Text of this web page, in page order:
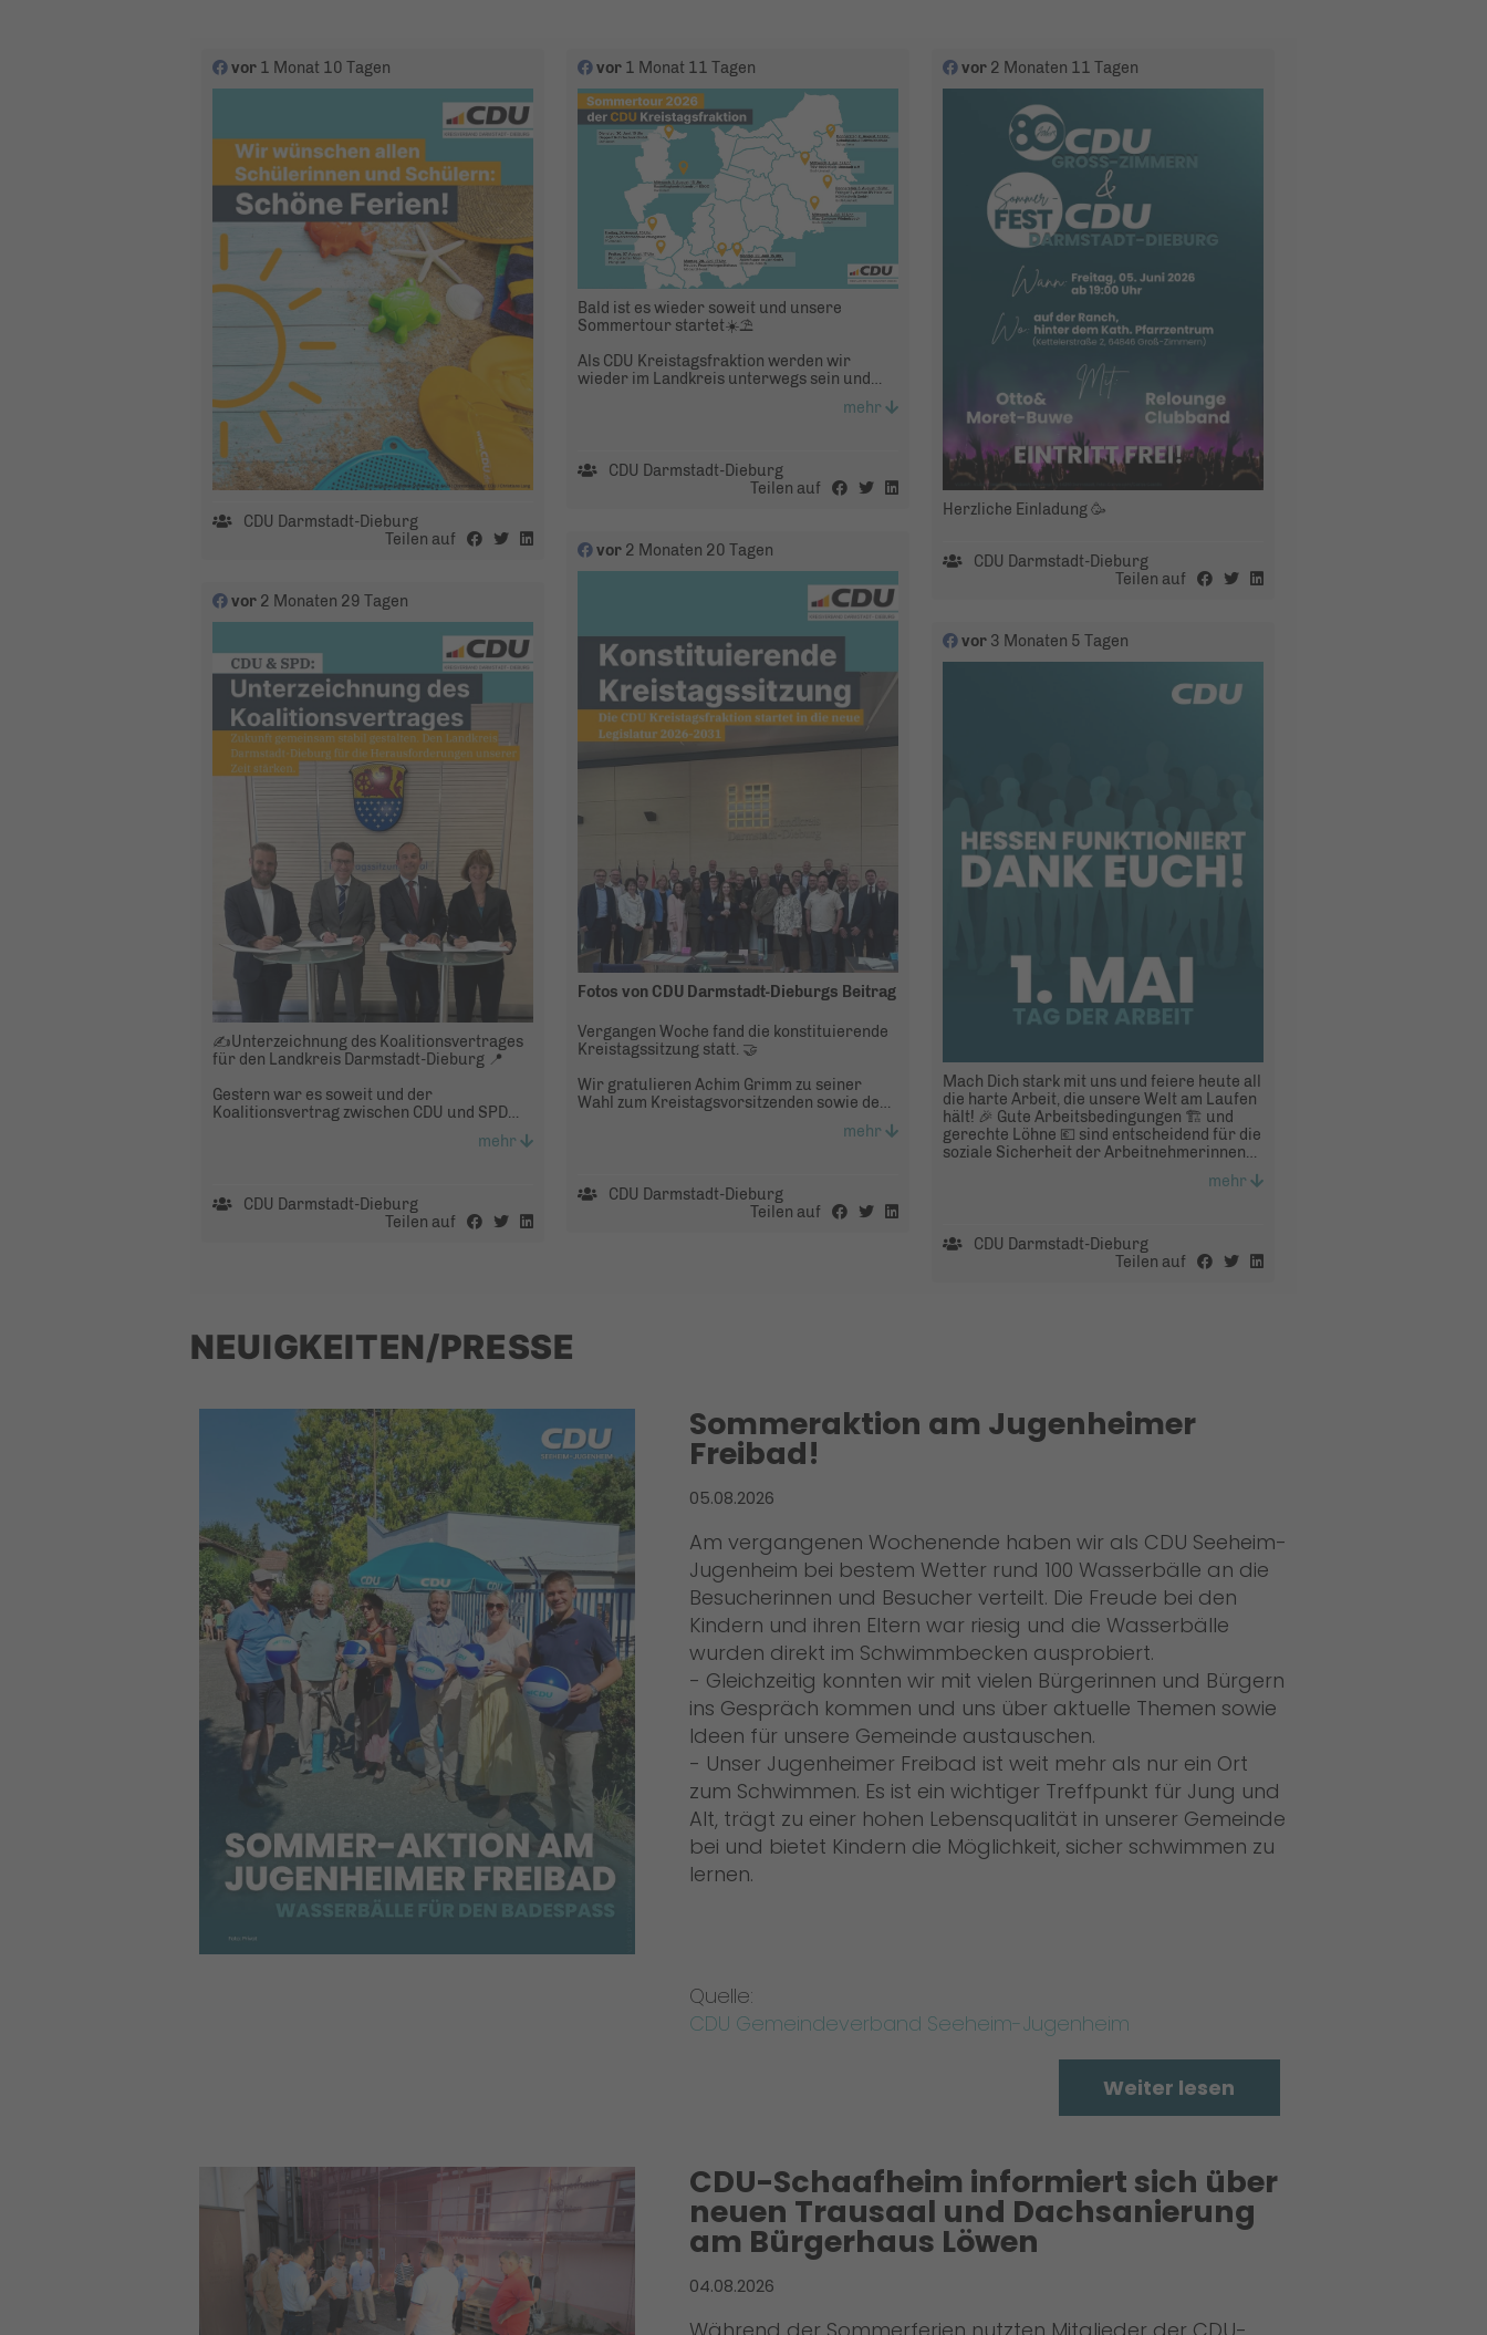
vor 1 Monat 10 Tagen
CDU Darmstadt-Dieburg
Teilen auf
vor 1 Monat 11 Tagen
Bald ist es wieder soweit und unsere
Sommertour startet☀️⛱️
Als CDU Kreistagsfraktion werden wir
wieder im Landkreis unterwegs sein und
uns informieren und ins Gespräch kommen
haben, melden Sie sich gerne unter
Frank.klock@cdu-Kreistag.net 🤝
mehr
CDU Darmstadt-Dieburg
Teilen auf
vor 2 Monaten 11 Tagen
Herzliche Einladung 🥳
CDU Darmstadt-Dieburg
Teilen auf
vor 2 Monaten 20 Tagen
Fotos von CDU Darmstadt-Dieburgs Beitrag
Vergangen Woche fand die konstituierende
Kreistagssitzung statt. 🤝
Wir gratulieren Achim Grimm zu seiner
Wahl zum Kreistagsvorsitzenden sowie dem
mehr
CDU Darmstadt-Dieburg
Teilen auf
vor 2 Monaten 29 Tagen
✍️Unterzeichnung des Koalitionsvertrages
für den Landkreis Darmstadt-Dieburg 📍
Gestern war es soweit und der
Koalitionsvertrag zwischen CDU und SPD
mehr
CDU Darmstadt-Dieburg
Teilen auf
vor 3 Monaten 5 Tagen
Mach Dich stark mit uns und feiere heute all
die harte Arbeit, die unsere Welt am Laufen
hält! 🎉 Gute Arbeitsbedingungen 🏗️ und
gerechte Löhne 💶 sind entscheidend für die
soziale Sicherheit der Arbeitnehmerinnen
werden in Hessen 🦁 auch in Zukunft dafür
Arbeitsplätzen gesichert bleiben. 🙏
mehr
CDU Darmstadt-Dieburg
Teilen auf
NEUIGKEITEN/PRESSE
Sommeraktion am Jugenheimer
Freibad!
05.08.2026
Am vergangenen Wochenende haben wir als CDU Seeheim-
Jugenheim bei bestem Wetter rund 100 Wasserbälle an die
Besucherinnen und Besucher verteilt. Die Freude bei den
Kindern und ihren Eltern war riesig und die Wasserbälle
wurden direkt im Schwimmbecken ausprobiert.
- Gleichzeitig konnten wir mit vielen Bürgerinnen und Bürgern
ins Gespräch kommen und uns über aktuelle Themen sowie
Ideen für unsere Gemeinde austauschen.
- Unser Jugenheimer Freibad ist weit mehr als nur ein Ort
zum Schwimmen. Es ist ein wichtiger Treffpunkt für Jung und
Alt, trägt zu einer hohen Lebensqualität in unserer Gemeinde
bei und bietet Kindern die Möglichkeit, sicher schwimmen zu
lernen.
Quelle:
CDU Gemeindeverband Seeheim-Jugenheim
Weiter lesen
CDU-Schaafheim informiert sich über
neuen Trausaal und Dachsanierung
am Bürgerhaus Löwen
04.08.2026